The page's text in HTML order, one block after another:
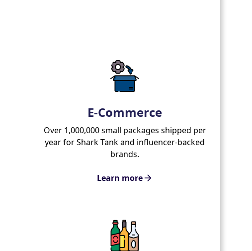
E-Commerce
Over 1,000,000 small packages shipped per
year for Shark Tank and influencer-backed
brands.
Learn more